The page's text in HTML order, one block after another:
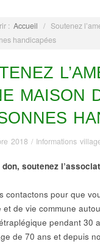
: Accueil / Soutenez
handicapées
MAISON
2018 / Informations
soutenez
contactons pour que
et de vie commune
pendant 30
de 70 ans et depuis